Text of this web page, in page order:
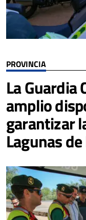
PROVINCIA
La Guardia
amplio
garantizar
Lagunas